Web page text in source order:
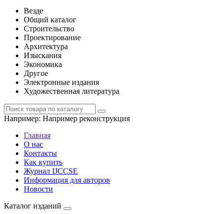
Везде
Общий каталог
Строительство
Проектирование
Архитектура
Изыскания
Экономика
Другое
Электронные издания
Художественная литература
Например: Например реконструкция
Главная
О нас
Контакты
Как купить
Журнал IJCCSE
Информация для авторов
Новости
Каталог изданий